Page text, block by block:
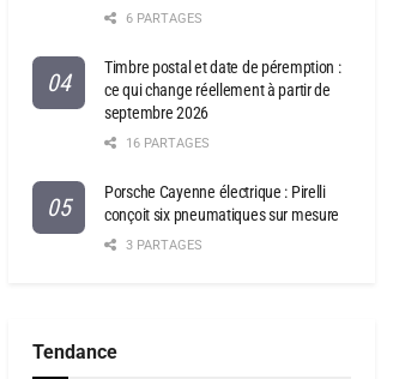
6 PARTAGES
Timbre postal et date de péremption :
ce qui change réellement à partir de
septembre 2026
16 PARTAGES
Porsche Cayenne électrique : Pirelli
conçoit six pneumatiques sur mesure
3 PARTAGES
Tendance